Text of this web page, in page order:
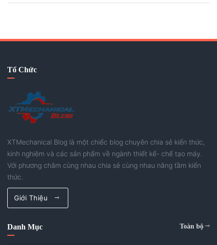
Tổ Chức
XTMechanical Blog là một chiếc blog chuyên chia sẻ kiến thức,
kinh nghiệm và các sản phẩm về ngành thiết kế- chế tạo máy.
Với phương châm cùng nhau chia sẻ cùng nhau nâng tầm kiến
thức.
Giới Thiệu
Danh Mục Toàn bộ